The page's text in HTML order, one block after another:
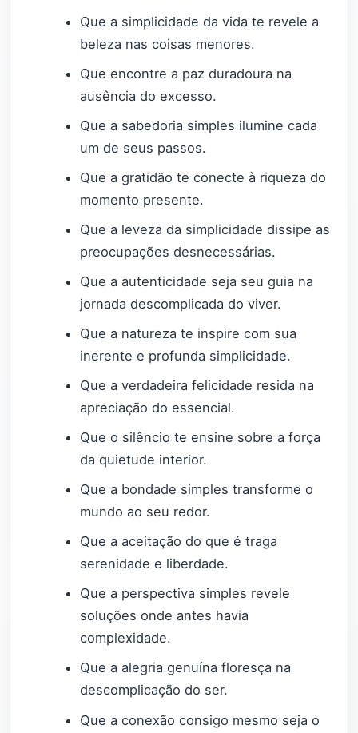
Que a simplicidade da vida te revele a
beleza nas coisas menores.
Que encontre a paz duradoura na
ausência do excesso.
Que a sabedoria simples ilumine cada
um de seus passos.
Que a gratidão te conecte à riqueza do
momento presente.
Que a leveza da simplicidade dissipe as
preocupações desnecessárias.
Que a autenticidade seja seu guia na
jornada descomplicada do viver.
Que a natureza te inspire com sua
inerente e profunda simplicidade.
Que a verdadeira felicidade resida na
apreciação do essencial.
Que o silêncio te ensine sobre a força
da quietude interior.
Que a bondade simples transforme o
mundo ao seu redor.
Que a aceitação do que é traga
serenidade e liberdade.
Que a perspectiva simples revele
soluções onde antes havia
complexidade.
Que a alegria genuína floresça na
descomplicação do ser.
Que a conexão consigo mesmo seja o